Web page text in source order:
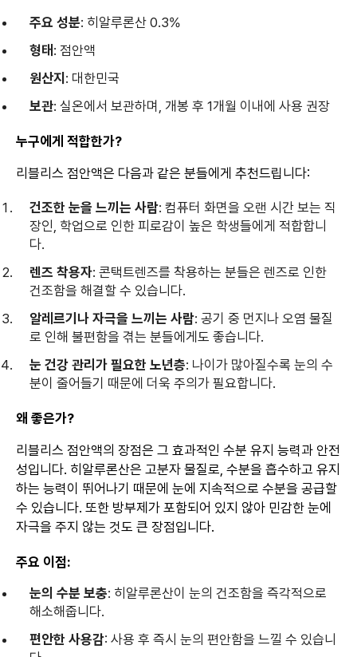
주요 성분: 히알루론산 0.3%
형태 : 점안액
원산지 : 대한민국
보관: 실온에서 보관하며, 개봉 후 1개월 이내에 사용 권장
누구에게 적합한가?
리블리스 점안액은 다음과 같은 분들에게 추천드립니다:
건조한 눈을 느끼는 사람: 컴퓨터 화면을 오랜 시간 보는 직
장인, 학업으로 인한 피로감이 높은 학생들에게 적합합니
다.
렌즈 착용자: 콘택트렌즈를 착용하는 분들은 렌즈로 인한
건조함을 해결할 수 있습니다.
알레르기나 자극을 느끼는 사람: 공기 중 먼지나 오염 물질
로 인해 불편함을 겪는 분들에게도 좋습니다.
눈 건강 관리가 필요한 노년층: 나이가 많아질수록 눈의 수
분이 줄어들기 때문에 더욱 주의가 필요합니다.
왜 좋은가?
리블리스 점안액의 장점은 그 효과적인 수분 유지 능력과 안전
성입니다. 히알루론산은 고분자 물질로, 수분을 흡수하고 유지
하는 능력이 뛰어나기 때문에 눈에 지속적으로 수분을 공급할
수 있습니다. 또한 방부제가 포함되어 있지 않아 민감한 눈에
자극을 주지 않는 것도 큰 장점입니다.
주요 이점:
눈의 수분 보충: 히알루론산이 눈의 건조함을 즉각적으로
해소해줍니다.
편안한 사용감: 사용 후 즉시 눈의 편안함을 느낄 수 있습니